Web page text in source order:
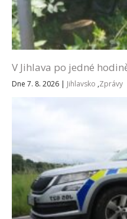
V Jihlava po jedné
Dne 7. 8. 2026 Jihlavsko ,Zprávy